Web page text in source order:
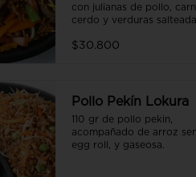
con julianas de pollo,
cerdo y verduras
francesa y CocaCola pet
$30.800
Pollo Pekín Lokura
110 gr de pollo pekin,
acompañado de arroz
egg roll, y gaseosa.